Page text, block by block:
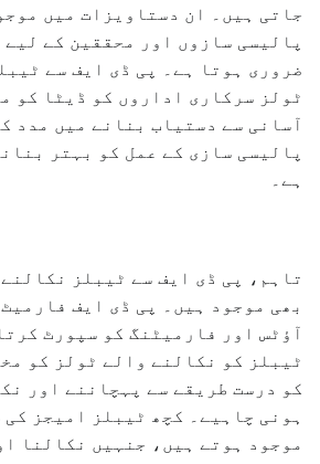
جاتی ہیں۔ ان دستاویزات میں
پالیسی سازوں اور محققین کے لیے
ضروری ہوتا ہے۔ پی ڈی ایف سے
ٹولز سرکاری اداروں کو ڈیٹا کو
آسانی سے دستیاب بنانے میں مدد
پالیسی سازی کے عمل کو بہتر
ہے۔
تاہم، پی ڈی ایف سے ٹیبلز
بھی موجود ہیں۔ پی ڈی ایف
آؤٹس اور فارمیٹنگ کو سپورٹ
ٹیبلز کو نکالنے والے ٹولز کو
کو درست طریقے سے پہچاننے اور
ہونی چاہیے۔ کچھ ٹیبلز امیجز
موجود ہوتے ہیں، جنہیں نکالنا